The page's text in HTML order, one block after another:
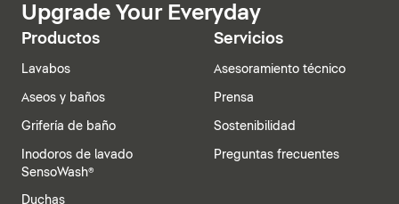
Upgrade Your Everyday
Productos
Lavabos
Aseos y baños
Grifería de baño
Inodoros de lavado
SensoWash®
Duchas
Servicios
Asesoramiento técnico
Prensa
Sostenibilidad
Preguntas frecuentes